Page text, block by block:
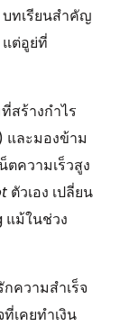
บทเรียนสำคัญ
ต่อูย่ที่
สร้างกำไร
และมองข้าม
ความเร็วสูง
ตัวเอง เปลี่ยน
แม้ในช่วง
ความสำเร็จ
เคยทำเงิน